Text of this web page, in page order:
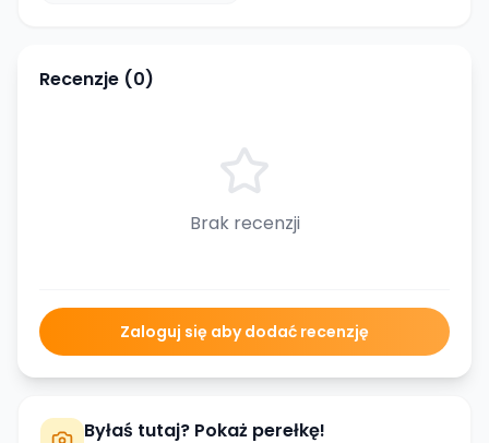
Recenzje (0)
Brak recenzji
Zaloguj się aby dodać recenzję
Byłaś tutaj? Pokaż perełkę!